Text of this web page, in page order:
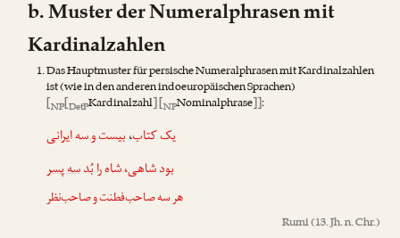
b. Muster der Numeralphrasen mit
Kardinalzahlen
Das Hauptmuster für persische Numeralphrasen mit Kardinalzahlen
ist (wie in den anderen indoeuropäischen Sprachen)
[NP[DetPKardinalzahl] [NPNominalphrase]]:
یک کتاب،بیست و سه ایرانی
بود شاهی، شاه را بُدسه پسر
هر سه صاحب‌فطنت و صاحب‌نظر
Rumi(13. Jh. n. Chr.)